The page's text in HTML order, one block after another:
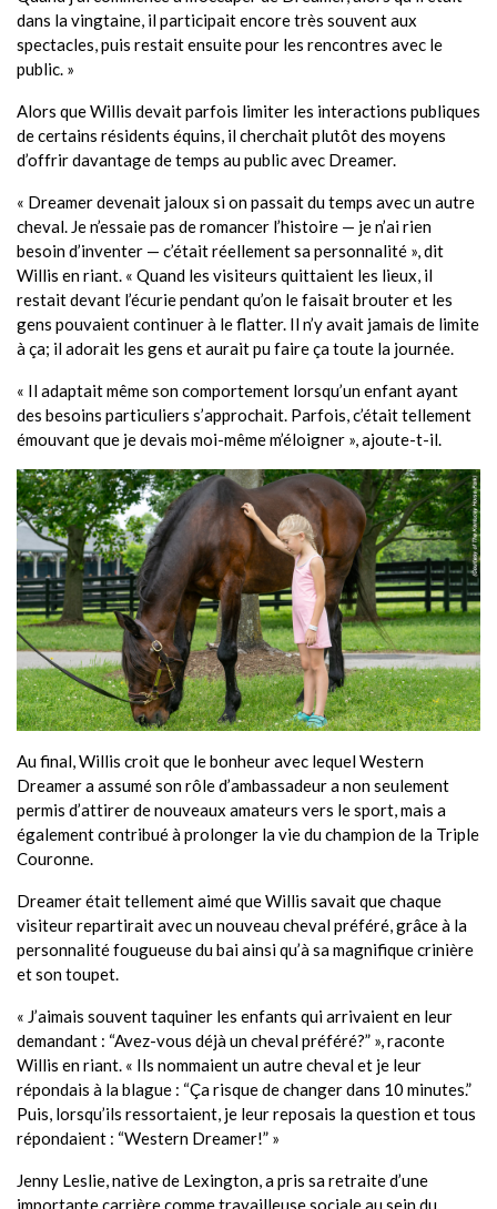
dans la vingtaine, il participait encore très souvent aux
spectacles, puis restait ensuite pour les rencontres avec le
public. »
Alors que Willis devait parfois limiter les interactions publiques
de certains résidents équins, il cherchait plutôt des moyens
d’offrir davantage de temps au public avec Dreamer.
« Dreamer devenait jaloux si on passait du temps avec un autre
cheval. Je n’essaie pas de romancer l’histoire — je n’ai rien
besoin d’inventer — c’était réellement sa personnalité », dit
Willis en riant. « Quand les visiteurs quittaient les lieux, il
restait devant l’écurie pendant qu’on le faisait brouter et les
gens pouvaient continuer à le flatter. Il n’y avait jamais de limite
à ça; il adorait les gens et aurait pu faire ça toute la journée.
« Il adaptait même son comportement lorsqu’un enfant ayant
des besoins particuliers s’approchait. Parfois, c’était tellement
émouvant que je devais moi-même m’éloigner », ajoute-t-il.
Au final, Willis croit que le bonheur avec lequel Western
Dreamer a assumé son rôle d’ambassadeur a non seulement
permis d’attirer de nouveaux amateurs vers le sport, mais a
également contribué à prolonger la vie du champion de la Triple
Couronne.
Dreamer était tellement aimé que Willis savait que chaque
visiteur repartirait avec un nouveau cheval préféré, grâce à la
personnalité fougueuse du bai ainsi qu’à sa magnifique crinière
et son toupet.
« J’aimais souvent taquiner les enfants qui arrivaient en leur
demandant : “Avez-vous déjà un cheval préféré?” », raconte
Willis en riant. « Ils nommaient un autre cheval et je leur
répondais à la blague : “Ça risque de changer dans 10 minutes.”
Puis, lorsqu’ils ressortaient, je leur reposais la question et tous
répondaient : “Western Dreamer!” »
Jenny Leslie, native de Lexington, a pris sa retraite d’une
importante carrière comme travailleuse sociale au sein du